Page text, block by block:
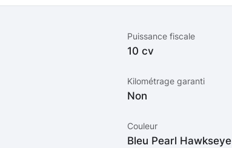
Puissance fiscale
10 cv
Kilométrage garanti
Non
Couleur
Bleu Pearl Hawkseye